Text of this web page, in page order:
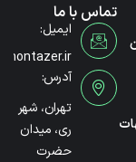
تماس با ما
ایمیل:
آدرس:
تهران، شهر
ری، میدان
حضرت